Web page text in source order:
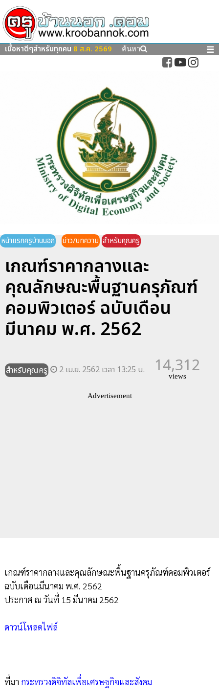
เนื้อหาดีๆสำหรับทุกคน 8 ส.ค. 2569 ค้นหา ☰
หน้าแรกครูบ้านนอก ข่าว/บทความ สำหรับคุณครู
เกณฑ์ราคากลางและ
คุณลักษณะพื้นฐานครุภัณฑ์
คอมพิวเตอร์ ฉบับเดือน
มีนาคม พ.ศ. 2562
สำหรับคุณครู 2 เม.ย. 2562 เวลา 13:25 น. 14,312
views
Advertisement
เกณฑ์ราคากลางและคุณลักษณะพื้นฐานครุภัณฑ์คอมพิวเตอร์
ฉบับเดือนมีนาคม พ.ศ. 2562
ประกาศ ณ วันที่ 15 มีนาคม 2562
ดาวน์โหลดไฟล์
ที่มา กระทรวงดิจิทัลเพื่อเศรษฐกิจและสังคม